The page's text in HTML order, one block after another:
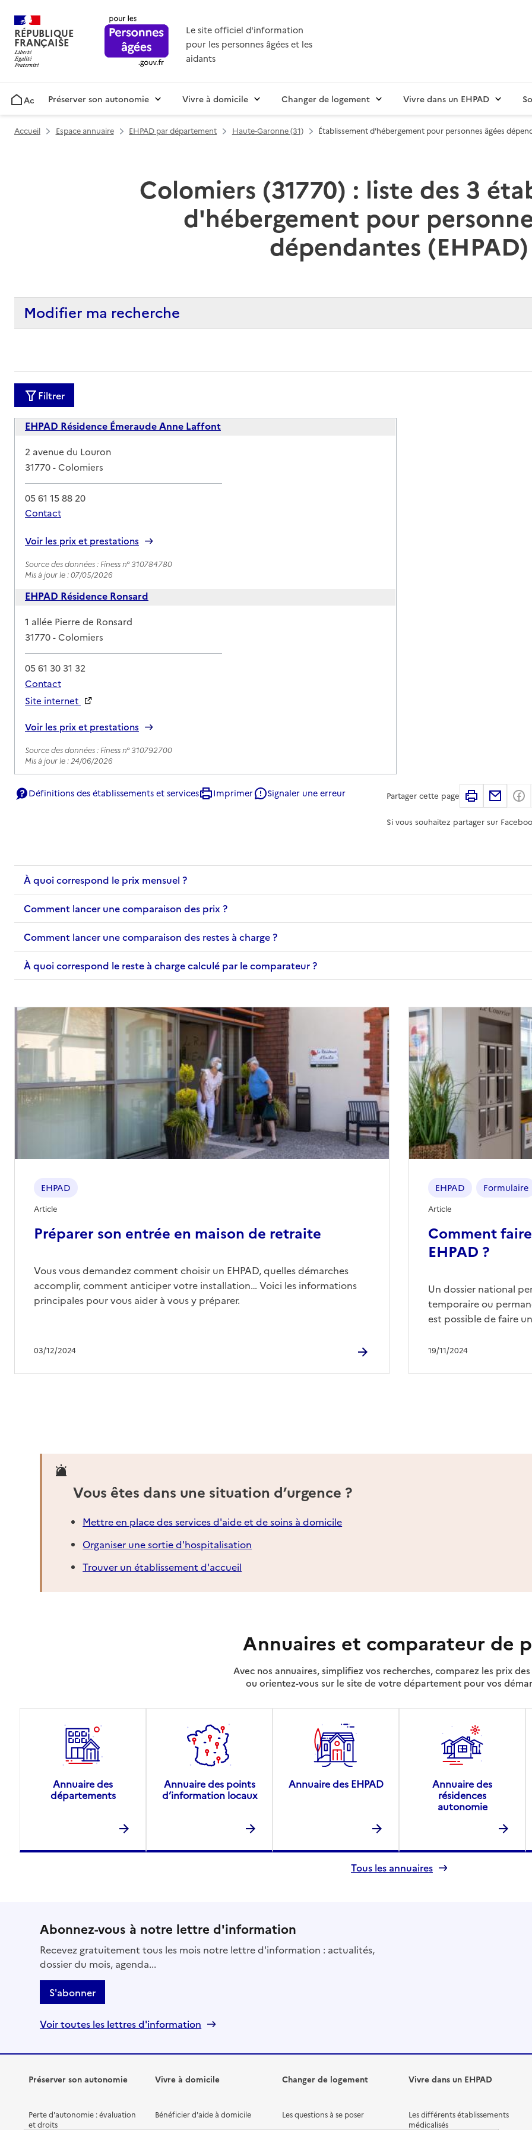
RÉPUBLIQUE
FRANÇAISE
Le site officiel d'information
pour les personnes âgées et les
aidants
AccueilPréserver son autonomie Vivre à domicile Changer de logement Vivre dans un EHPAD
Accueil Espace annuaire EHPAD par département Haute-Garonne (31) Établissement d'hébergement pour personnes âgées
Colomiers (31770) : liste des 3
d'hébergement pour
dépendantes (EHPAD)
Modifier ma recherche
Filtrer
EHPAD Résidence Émeraude Anne Laffont
Adresse
2 avenue du Louron
31770-Colomiers
05 61 15 88 20
Contact
Voir les prix et prestations
Source des données : Finess n° 310784780
Mis à jour le : 07/05/2026
EHPAD Résidence Ronsard
Adresse
1 allée Pierre de Ronsard
31770-Colomiers
05 61 30 31 32
Contact
Site internet
Voir les prix et prestations
Source des données : Finess n° 310792700
Mis à jour le : 24/06/2026
Contact
Site internet
Voir les prix et prestations
Source des données : Finess n° 310782461
Définitions des établissements et services Imprimer Signaler une erreur Partager cette page Imprimer
Si vous souhaitez partager sur
À quoi correspond le prix mensuel ?
Comment lancer une comparaison des prix ?
Comment lancer une comparaison des restes à charge ?
À quoi correspond le reste à charge calculé par le comparateur ?
Préparer son entrée en maison de retraite
03/12/2024
EHPAD
Article
Vous vous demandez comment choisir un EHPAD, quelles démarches
accomplir, comment anticiper votre installation… Voici les informations
principales pour vous aider à vous y préparer.
Comment
EHPAD ?
19/11/2024
EHPAD Formulaire
Article
Un dossier national
temporaire ou
est possible de faire
Vous êtes dans une situation d’urgence ?
Mettre en place des services d'aide et de soins à domicile
Organiser une sortie d'hospitalisation
Trouver un établissement d'accueil
Annuaires et comparateur de
Avec nos annuaires, simplifiez vos recherches, comparez les prix des
ou orientez-vous sur le site de votre département pour vos
Annuaire des
départements
Annuaire des points
d’information locaux
Annuaire des EHPAD
Annuaire des
résidences
autonomie
Tous les annuaires
Abonnez-vous à notre lettre d'information
Recevez gratuitement tous les mois notre lettre d'information : actualités,
dossier du mois, agenda...
S'abonner
Voir toutes les lettres d'information
Préserver son autonomie
Perte d'autonomie : évaluation
et droits
Vivre à domicile
Bénéficier d'aide à domicile
Changer de logement
Les questions à se poser
Vivre dans un EHPAD
Les différents établissements
médicalisés